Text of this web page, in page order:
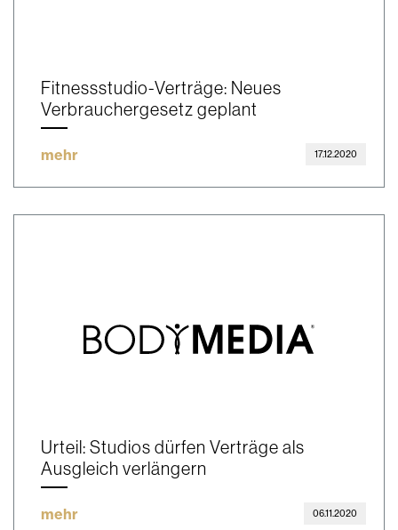
Fitnessstudio-Verträge: Neues
Verbrauchergesetz geplant
mehr 17.12.2020
Urteil: Studios dürfen Verträge als
Ausgleich verlängern
mehr 06.11.2020